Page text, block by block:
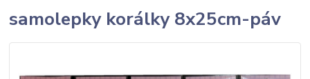
samolepky korálky 8x25cm-páv